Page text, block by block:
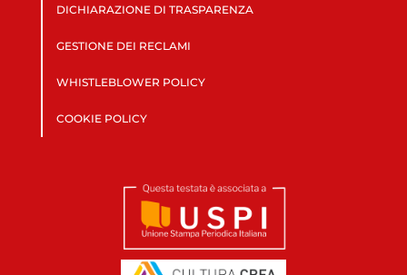
DICHIARAZIONE DI TRASPARENZA
GESTIONE DEI RECLAMI
WHISTLEBLOWER POLICY
COOKIE POLICY